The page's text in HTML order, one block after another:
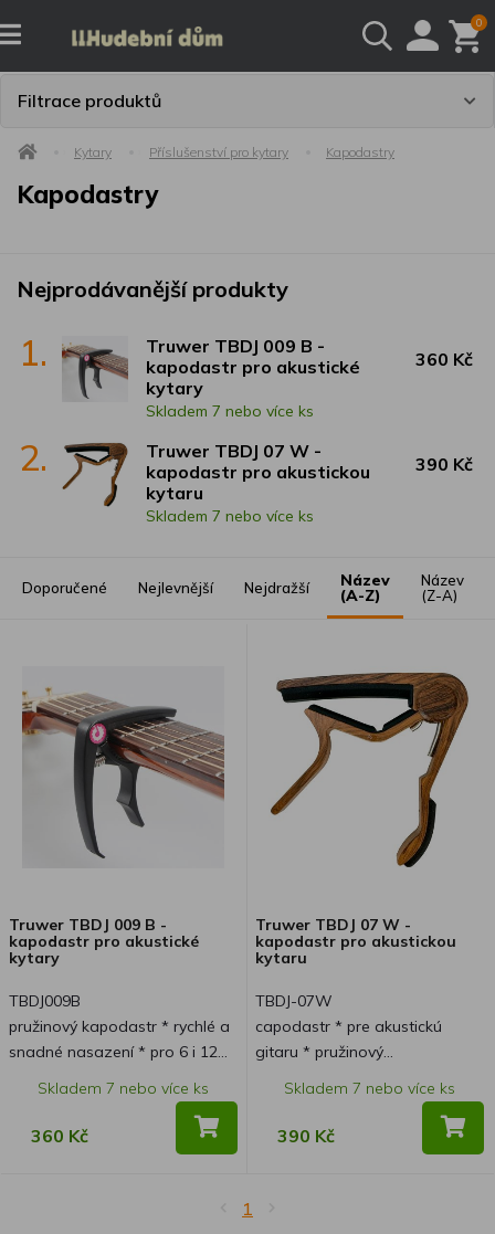
0
Filtrace produktů
Kytary Příslušenství pro kytary Kapodastry
Kapodastry
Nejprodávanější produkty
1.
Truwer TBDJ 009 B -
kapodastr pro akustické
kytary
Skladem 7 nebo více ks
360 Kč
2.
Truwer TBDJ 07 W -
kapodastr pro akustickou
kytaru
Skladem 7 nebo více ks
390 Kč
Doporučené Nejlevnější Nejdražší Název
(A-Z)
Název
(Z-A)
Truwer TBDJ 009 B -
kapodastr pro akustické
kytary
TBDJ009B
pružinový kapodastr * rychlé a
snadné nasazení * pro 6 i 12
Skladem 7 nebo více ks
360 Kč
Truwer TBDJ 07 W -
kapodastr pro akustickou
kytaru
TBDJ-07W
capodastr * pre akustickú
gitaru * pružinový
Skladem 7 nebo více ks
390 Kč
1